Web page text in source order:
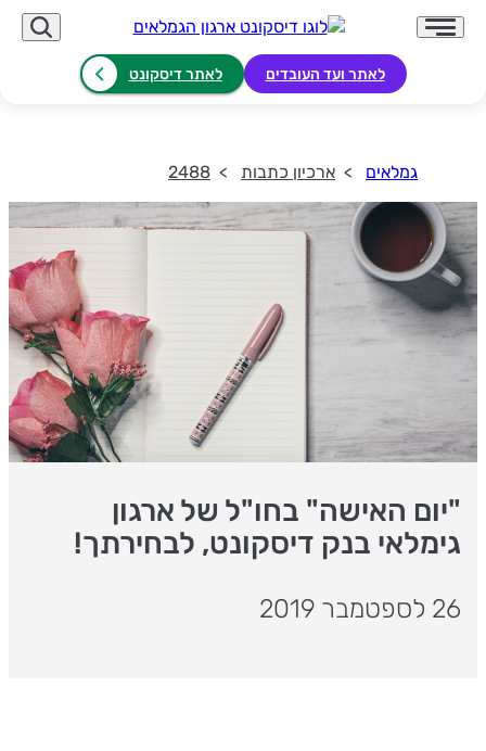
לאתר ועד העובדים לאתר דיסקונט
גמלאים ארכיון כתבות 2488
"יום האישה" בחו"ל של ארגון
גימלאי בנק דיסקונט, לבחירתך!
26 לספטמבר 2019